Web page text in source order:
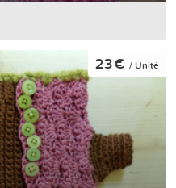
23 € / Unité